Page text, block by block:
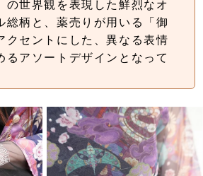
の世界観を表現した鮮烈なオ
総柄と、薬売りが用いる「御
クセントにした、異なる表情
るアソートデザインとなって